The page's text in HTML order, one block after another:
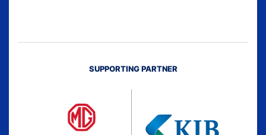
SUPPORTING PARTNER